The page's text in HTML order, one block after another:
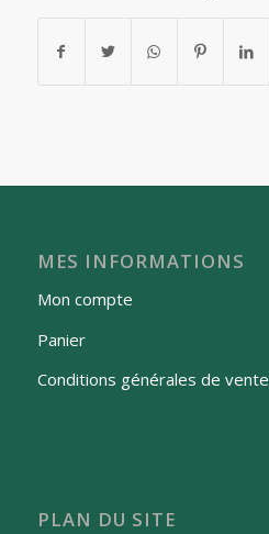
MES INFORMATIONS
Mon compte
Panier
Conditions générales de vente
PLAN DU SITE